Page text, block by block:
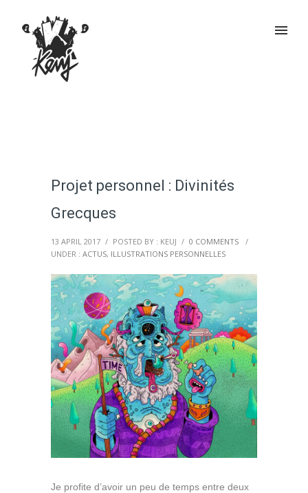
Projet personnel : Divinités
Grecques
13 APRIL 2017 / POSTED BY : KEUJ / 0 COMMENTS
/
UNDER : ACTUS, ILLUSTRATIONS PERSONNELLES
Je profite d’avoir un peu de temps entre deux